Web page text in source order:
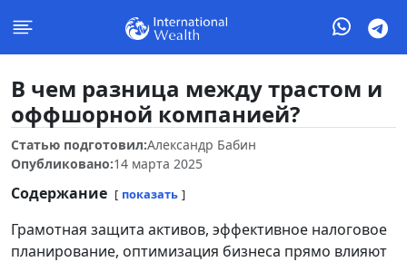
В чем разница между трастом и
оффшорной компанией?
Статью подготовил:Александр Бабин
Опубликовано:14 марта 2025
Содержание показать
Грамотная защита активов, эффективное налоговое
планирование, оптимизация бизнеса прямо влияют